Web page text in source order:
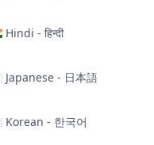
Hindi - हिन्दी
Japanese - 日本語
Korean - 한국어